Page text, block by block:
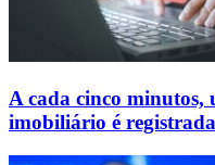
A cada cinco minutos,
imobiliário é